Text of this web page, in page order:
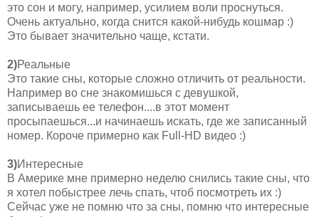
это сон и могу, например, усилием воли проснуться.
Очень актуально, когда снится какой-нибудь кошмар :)
Это бывает значительно чаще, кстати.
2)Реальные
Это такие сны, которые сложно отличить от реальности.
Например во сне знакомишься с девушкой,
записываешь ее телефон....в этот момент
просыпаешься...и начинаешь искать, где же записанный
номер. Короче примерно как Full-HD видео :)
3)Интересные
В Америке мне примерно неделю снились такие сны, что
я хотел побыстрее лечь спать, чтоб посмотреть их :)
Сейчас уже не помню что за сны, помню что интересные